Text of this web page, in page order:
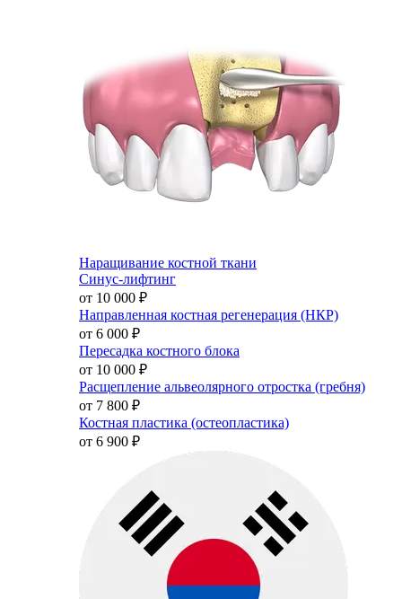
Наращивание костной ткани
Синус-лифтинг
от 10 000 ₽
Направленная костная регенерация (НКР)
от 6 000 ₽
Пересадка костного блока
от 10 000 ₽
Расщепление альвеолярного отростка (гребня)
от 7 800 ₽
Костная пластика (остеопластика)
от 6 900 ₽